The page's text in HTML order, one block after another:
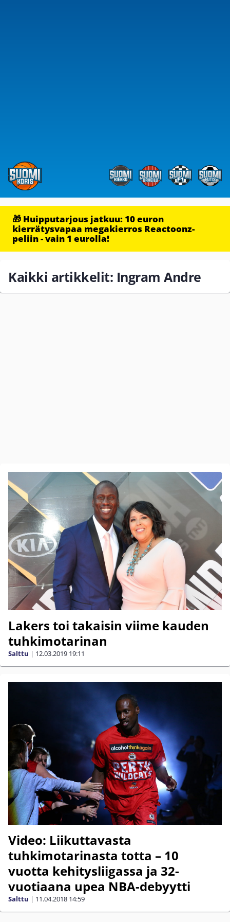
🎁 Huipputarjous jatkuu: 10 euron
kierrätysvapaa megakierros Reactoonz-
peliin - vain 1 eurolla!
Kaikki artikkelit: Ingram Andre
Lakers toi takaisin viime kauden
tuhkimotarinan
Salttu | 12.03.2019 19:11
Video: Liikuttavasta
tuhkimotarinasta totta – 10
vuotta kehitysliigassa ja 32-
vuotiaana upea NBA-debyytti
Salttu | 11.04.2018 14:59